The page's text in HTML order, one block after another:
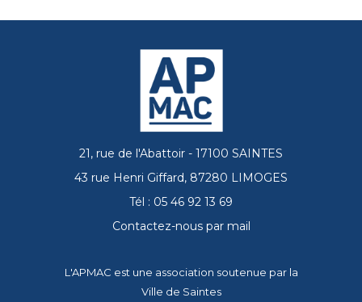
21, rue de l'Abattoir - 17100 SAINTES
43 rue Henri Giffard, 87280 LIMOGES
Tél : 05 46 92 13 69
Contactez-nous par mail
L'APMAC est une association soutenue par la
Ville de Saintes